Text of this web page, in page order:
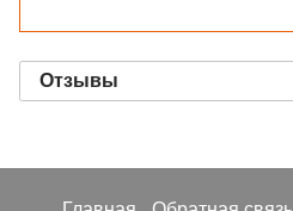
Отзывы